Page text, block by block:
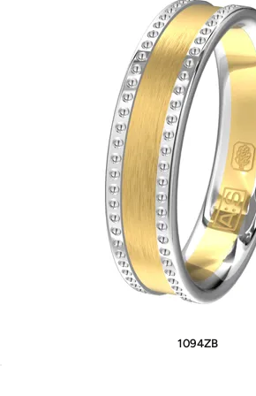
1094ZB